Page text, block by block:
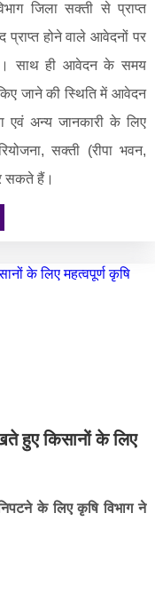
जिला सक्ती से प्राप्त
प्राप्त होने वाले आवेदनों पर
साथ ही आवेदन के समय
जाने की स्थिति में आवेदन
एवं अन्य जानकारी के लिए
सक्ती (रीपा भवन,
सकते हैं।
हुए किसानों के लिए
के लिए कृषि विभाग ने